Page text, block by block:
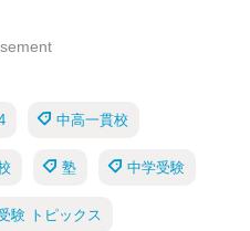
中高一貫校
塾 中学受験
験 トピックス